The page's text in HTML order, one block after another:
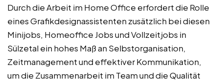
Durch die Arbeit im Home Office erfordert die Rolle
eines Grafikdesignassistenten zusätzlich bei diesen
Minijobs, Homeoffice Jobs und Vollzeitjobs in
Sülzetal ein hohes Maß an Selbstorganisation,
Zeitmanagement und effektiver Kommunikation,
um die Zusammenarbeit im Team und die Qualität